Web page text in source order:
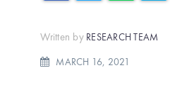
Written by RESEARCH TEAM
MARCH 16, 2021